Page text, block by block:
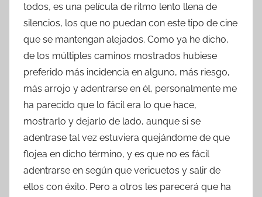
todos, es una película de ritmo lento llena de
silencios, los que no puedan con este tipo de cine
que se mantengan alejados. Como ya he dicho,
de los múltiples caminos mostrados hubiese
preferido más incidencia en alguno, más riesgo,
más arrojo y adentrarse en él, personalmente me
ha parecido que lo fácil era lo que hace,
mostrarlo y dejarlo de lado, aunque si se
adentrase tal vez estuviera quejándome de que
flojea en dicho término, y es que no es fácil
adentrarse en según que vericuetos y salir de
ellos con éxito. Pero a otros les parecerá que ha